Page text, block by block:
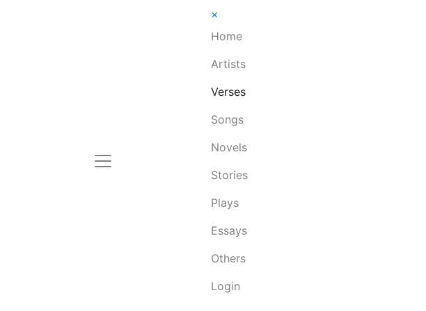
×
Home
Artists
Verses
Songs
Novels
Stories
Plays
Essays
Others
Login